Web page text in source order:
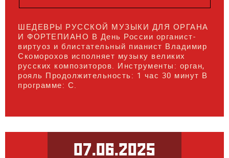
ШЕДЕВРЫ РУССКОЙ МУЗЫКИ ДЛЯ ОРГАНА
И ФОРТЕПИАНО В День России органист-
виртуоз и блистательный пианист Владимир
Скоморохов исполняет музыку великих
русских композиторов. Инструменты: орган,
рояль Продолжительность: 1 час 30 минут В
программе: С.
07.06.2025